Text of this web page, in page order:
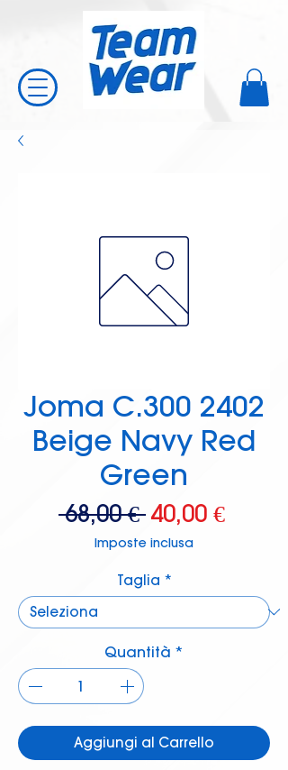
Joma C.300 2402
Beige Navy Red
Green
68,00 € Prezzo
regolare
40,00 €Prezzo
Imposte inclusa
Taglia *
Quantità *
Aggiungi al Carrello